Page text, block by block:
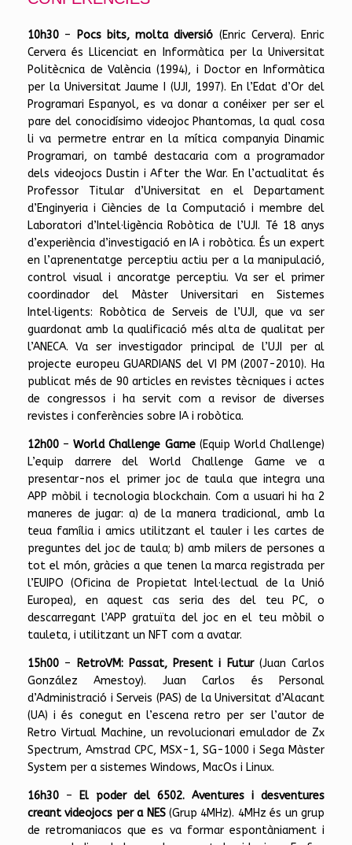
10h30 – Pocs bits, molta diversió (Enric Cervera). Enric
Cervera és Llicenciat en Informàtica per la Universitat
Politècnica de València (1994), i Doctor en Informàtica
per la Universitat Jaume I (UJI, 1997). En l’Edat d’Or del
Programari Espanyol, es va donar a conéixer per ser el
pare del conocidísimo videojoc Phantomas, la qual cosa
li va permetre entrar en la mítica companyia Dinamic
Programari, on també destacaria com a programador
dels videojocs Dustin i After the War. En l’actualitat és
Professor Titular d’Universitat en el Departament
d’Enginyeria i Ciències de la Computació i membre del
Laboratori d’Intel·ligència Robòtica de l’UJI. Té 18 anys
d’experiència d’investigació en IA i robòtica. És un expert
en l’aprenentatge perceptiu actiu per a la manipulació,
control visual i ancoratge perceptiu. Va ser el primer
coordinador del Màster Universitari en Sistemes
Intel·ligents: Robòtica de Serveis de l’UJI, que va ser
guardonat amb la qualificació més alta de qualitat per
l’ANECA. Va ser investigador principal de l’UJI per al
projecte europeu GUARDIANS del VI PM (2007-2010). Ha
publicat més de 90 articles en revistes tècniques i actes
de congressos i ha servit com a revisor de diverses
revistes i conferències sobre IA i robòtica.
12h00 –World Challenge Game(Equip World Challenge)
L’equip darrere del World Challenge Game ve a
presentar-nos el primer joc de taula que integra una
APP mòbil i tecnologia blockchain. Com a usuari hi ha 2
maneres de jugar: a) de la manera tradicional, amb la
teua família i amics utilitzant el tauler i les cartes de
preguntes del joc de taula; b) amb milers de persones a
tot el món, gràcies a que tenen la marca registrada per
l’EUIPO (Oficina de Propietat Intel·lectual de la Unió
Europea), en aquest cas seria des del teu PC, o
descarregant l’APP gratuïta del joc en el teu mòbil o
tauleta, i utilitzant un NFT com a avatar.
15h00 – RetroVM: Passat, Present i Futur(Juan Carlos
González Amestoy). Juan Carlos és Personal
d’Administració i Serveis (PAS) de la Universitat d’Alacant
(UA) i és conegut en l’escena retro per ser l’autor de
Retro Virtual Machine, un revolucionari emulador de Zx
Spectrum, Amstrad CPC, MSX-1, SG-1000 i Sega Màster
System per a sistemes Windows, MacOs i Linux.
16h30 –
El poder del 6502. Aventures i desventures
creant videojocs per a NES(Grup 4MHz). 4MHz és un grup
de retromaniacos que es va formar espontàniament i